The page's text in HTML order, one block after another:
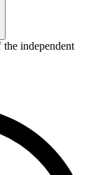
independent